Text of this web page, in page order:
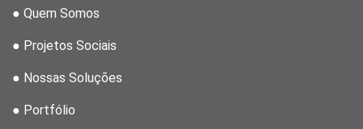
● Quem Somos
● Projetos Sociais
● Nossas Soluções
● Portfólio